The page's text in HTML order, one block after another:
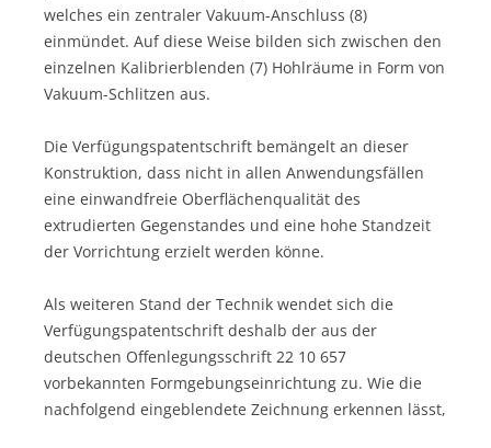
welches ein zentraler Vakuum-Anschluss (8)
einmündet. Auf diese Weise bilden sich zwischen den
einzelnen Kalibrierblenden (7) Hohlräume in Form von
Vakuum-Schlitzen aus.
Die Verfügungspatentschrift bemängelt an dieser
Konstruktion, dass nicht in allen Anwendungsfällen
eine einwandfreie Oberflächenqualität des
extrudierten Gegenstandes und eine hohe Standzeit
der Vorrichtung erzielt werden könne.
Als weiteren Stand der Technik wendet sich die
Verfügungspatentschrift deshalb der aus der
deutschen Offenlegungsschrift 22 10 657
vorbekannten Formgebungseinrichtung zu. Wie die
nachfolgend eingeblendete Zeichnung erkennen lässt,